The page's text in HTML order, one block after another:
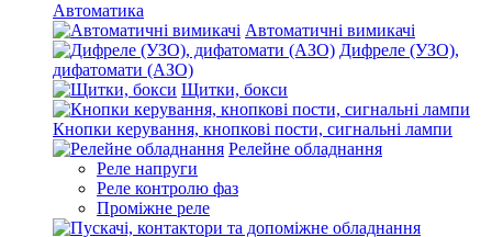
Автоматика
Автоматичні вимикачі
Дифреле (УЗО),
дифатомати (АЗО)
Щитки, бокси
Кнопки керування, кнопкові пости, сигнальні лампи
Релейне обладнання
Реле напруги
Реле контролю фаз
Проміжне реле